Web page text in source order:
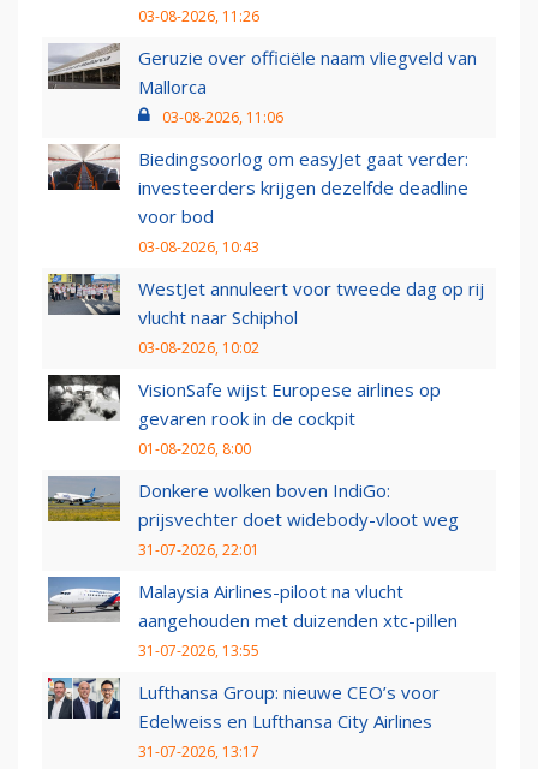
03-08-2026, 11:26
Geruzie over officiële naam vliegveld van
Mallorca
03-08-2026, 11:06
Biedingsoorlog om easyJet gaat verder:
investeerders krijgen dezelfde deadline
voor bod
03-08-2026, 10:43
WestJet annuleert voor tweede dag op rij
vlucht naar Schiphol
03-08-2026, 10:02
VisionSafe wijst Europese airlines op
gevaren rook in de cockpit
01-08-2026, 8:00
Donkere wolken boven IndiGo:
prijsvechter doet widebody-vloot weg
31-07-2026, 22:01
Malaysia Airlines-piloot na vlucht
aangehouden met duizenden xtc-pillen
31-07-2026, 13:55
Lufthansa Group: nieuwe CEO’s voor
Edelweiss en Lufthansa City Airlines
31-07-2026, 13:17